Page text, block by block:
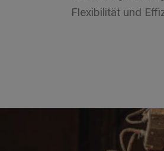
Flexibilität und